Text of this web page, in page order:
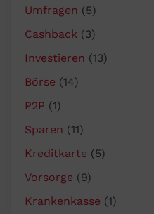
Umfragen (5)
Cashback (3)
Investieren (13)
Börse (14)
P2P (1)
Sparen (11)
Kreditkarte (5)
Vorsorge (9)
Krankenkasse (1)